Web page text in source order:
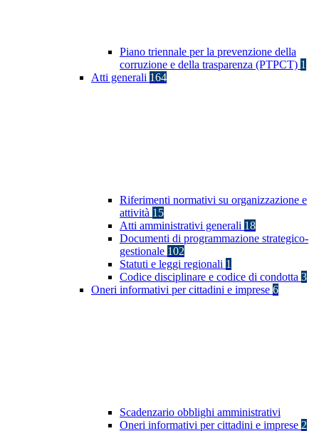
Piano triennale per la prevenzione della
corruzione e della trasparenza (PTPCT) 1
Atti generali 164
Riferimenti normativi su organizzazione e
attività 15
Atti amministrativi generali 18
Documenti di programmazione strategico-
gestionale 102
Statuti e leggi regionali 1
Codice disciplinare e codice di condotta 3
Oneri informativi per cittadini e imprese 6
Scadenzario obblighi amministrativi
Oneri informativi per cittadini e imprese 2